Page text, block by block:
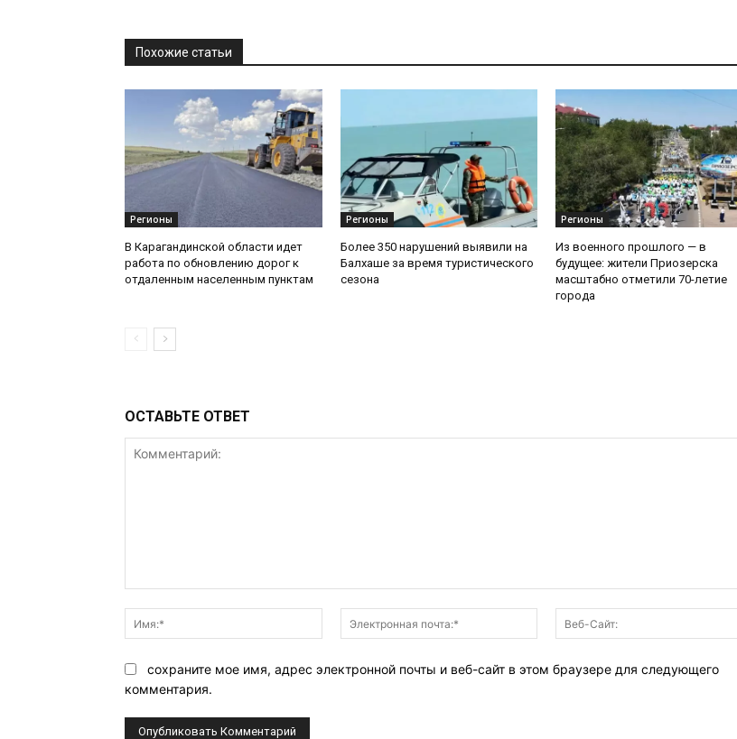
Похожие статьи
Регионы
В Карагандинской области идет
работа по обновлению дорог к
отдаленным населенным пунктам
Регионы
Более 350 нарушений выявили на
Балхаше за время туристического
сезона
Регионы
Из военного прошлого — в
будущее: жители Приозерска
масштабно отметили 70-летие
города
ОСТАВЬТЕ ОТВЕТ
Имя:*
Электронная
почта:*
сохраните мое имя, адрес электронной почты и веб-сайт в этом браузере для следующего
комментария.